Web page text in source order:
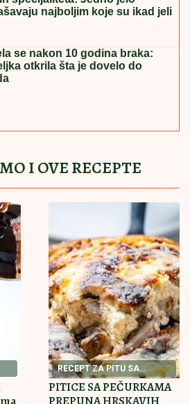
Evo koja cifra je u pitanju -
Pokazala kakve poruke
odnosu
KULIĆ SE SKINULA U
Uhvatili smo je u Crnoj Gori na
ona spava Siniša uči Željka
a Marija i Tića se sunčaju
JE I BIVŠI"Jovana Jeremić se
udaje za Tigra, a OVO je razlog
se razvela od prvog muža:
sam više i bolje"